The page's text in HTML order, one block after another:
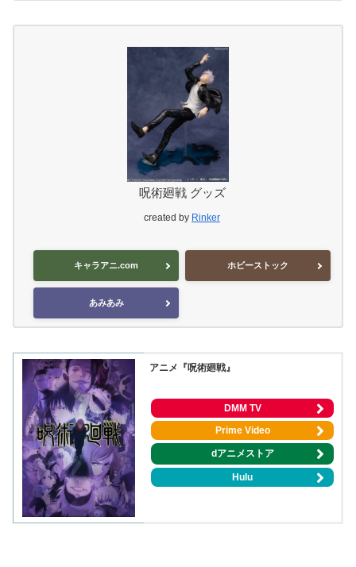
呪術廻戦 グッズ
created by Rinker
キャラアニ.com ホビーストック
あみあみ
アニメ『呪術廻戦』
DMM TV
Prime Video
dアニメストア
Hulu